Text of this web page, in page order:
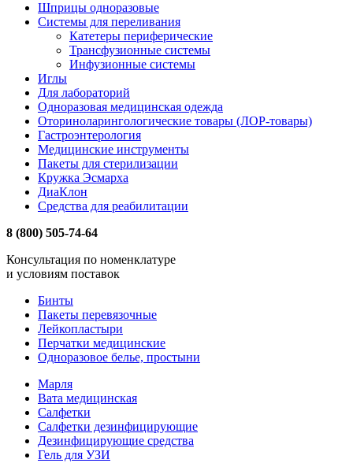
Шприцы одноразовые
Системы для переливания
Катетеры периферические
Трансфузионные системы
Инфузионные системы
Иглы
Для лабораторий
Одноразовая медицинская одежда
Оториноларингологические товары (ЛОР-товары)
Гастроэнтерология
Медицинские инструменты
Пакеты для стерилизации
Кружка Эсмарха
ДиаКлон
Средства для реабилитации
8 (800) 505-74-64
Консультация по номенклатуре
и условиям поставок
Бинты
Пакеты перевязочные
Лейкопластыри
Перчатки медицинские
Одноразовое белье, простыни
Марля
Вата медицинская
Салфетки
Салфетки дезинфицирующие
Дезинфицирующие средства
Гель для УЗИ